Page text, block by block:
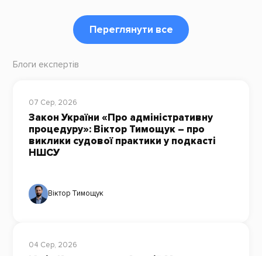
Переглянути все
Блоги експертів
07 Сер, 2026
Закон України «Про адміністративну
процедуру»: Віктор Тимощук – про
виклики судової практики у подкасті
НШСУ
Віктор Тимощук
04 Сер, 2026